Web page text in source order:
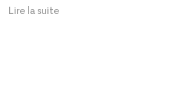
Lire la suite